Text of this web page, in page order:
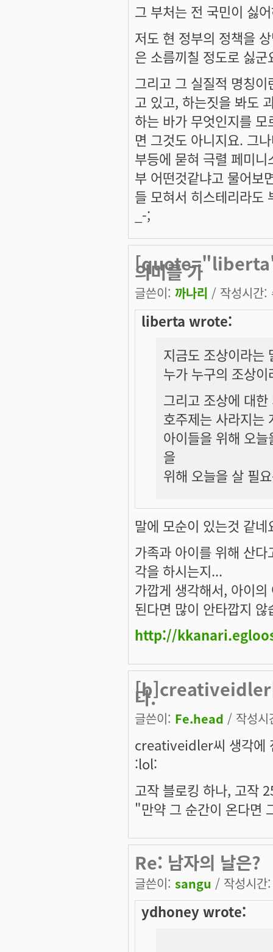
그 부처는 전 국민이 싫
저도 현 정부의 정책을
은 소름끼칠 정도로 싫군
그리고 그 실질적 명칭
고 있고, 하는짓을 봐도
하는 바가 무엇인지를
면 그것도 아니지요. 그
부등에 묻혀 극렬 페미
부 어떤것같냐고 물어
들 모혀서 히스테리라도
_-;
[quote="liberta"]
의미를 가
글쓴이: 까나리 / 작성시간
liberta wrote:
지금도 조상이라는
누가 누구의 조상
그리고 조상에 대
호주제는 사라지는
아이들을 위해 오
을
위해 오늘을 살 필
말에 모순이 있는것 같네
가족과 아이를 위해 산
각을 하시는지...
가깝게 생각해서, 아이
된다면 많이 안타깝지 않
http://
[b]creativeidler[/
다.
글쓴이: Fe.head / 작성
creativeidler씨 생각에
:lol:
고작 블로킹 하나, 고작
"만약 그 순간이 온다면
Re: 남자의 날은?
글쓴이: sangu / 작성시
ydhoney wrote: